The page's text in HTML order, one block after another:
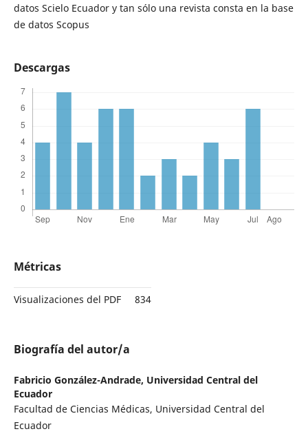
datos Scielo Ecuador y tan sólo una revista consta en la base
de datos Scopus
Descargas
Métricas
Visualizaciones del PDF 834
Biografía del autor/a
Fabricio González-Andrade, Universidad Central del
Ecuador
Facultad de Ciencias Médicas, Universidad Central del
Ecuador